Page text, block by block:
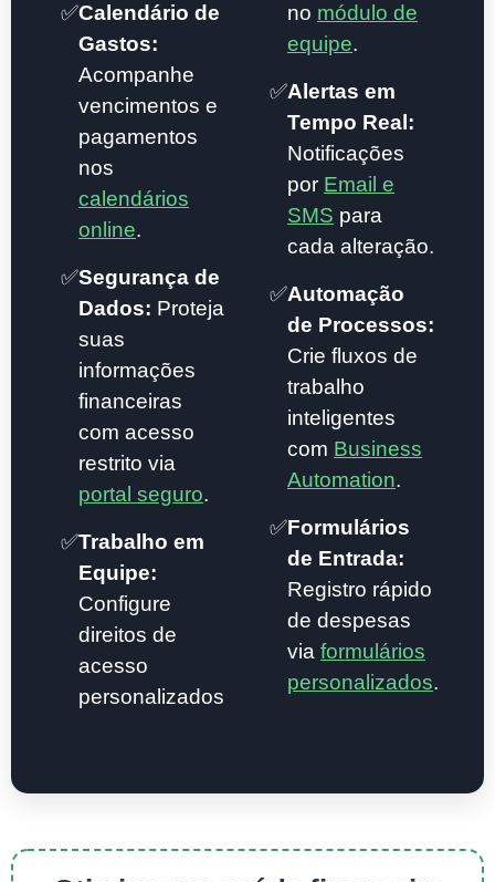
✅Calendário de
Gastos:
Acompanhe
vencimentos e
pagamentos
nos
calendários
online.
✅Segurança de
Dados: Proteja
suas
informações
financeiras
com acesso
restrito via
portal seguro.
✅Trabalho em
Equipe:
Configure
direitos de
acesso
personalizados
no módulo de
equipe.
✅Alertas em
Tempo Real:
Notificações
por Email e
SMS para
cada alteração.
✅Automação
de Processos:
Crie fluxos de
trabalho
inteligentes
com Business
Automation.
✅Formulários
de Entrada:
Registro rápido
de despesas
via formulários
personalizados.